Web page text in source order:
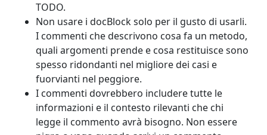
TODO.
Non usare i docBlock solo per il gusto di usarli.
I commenti che descrivono cosa fa un metodo,
quali argomenti prende e cosa restituisce sono
spesso ridondanti nel migliore dei casi e
fuorvianti nel peggiore.
I commenti dovrebbero includere tutte le
informazioni e il contesto rilevanti che chi
legge il commento avrà bisogno. Non essere